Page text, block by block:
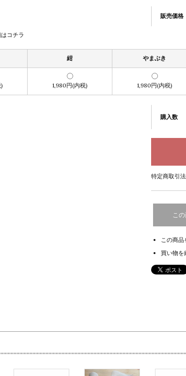
販売価格
コチラ
紺 やまぶき
1,980円(内税) 1,980円(内税)
購入数
特定商取引
こ
この商
買い物を